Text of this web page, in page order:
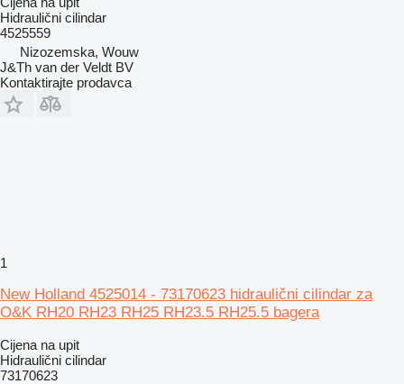
Hidraulični cilindar
4525559
Nizozemska, Wouw
J&Th van der Veldt BV
Kontaktirajte prodavca
1
New Holland 4525014 - 73170623 hidraulični cilindar za
O&K RH20 RH23 RH25 RH23.5 RH25.5 bagera
Cijena na upit
Hidraulični cilindar
73170623